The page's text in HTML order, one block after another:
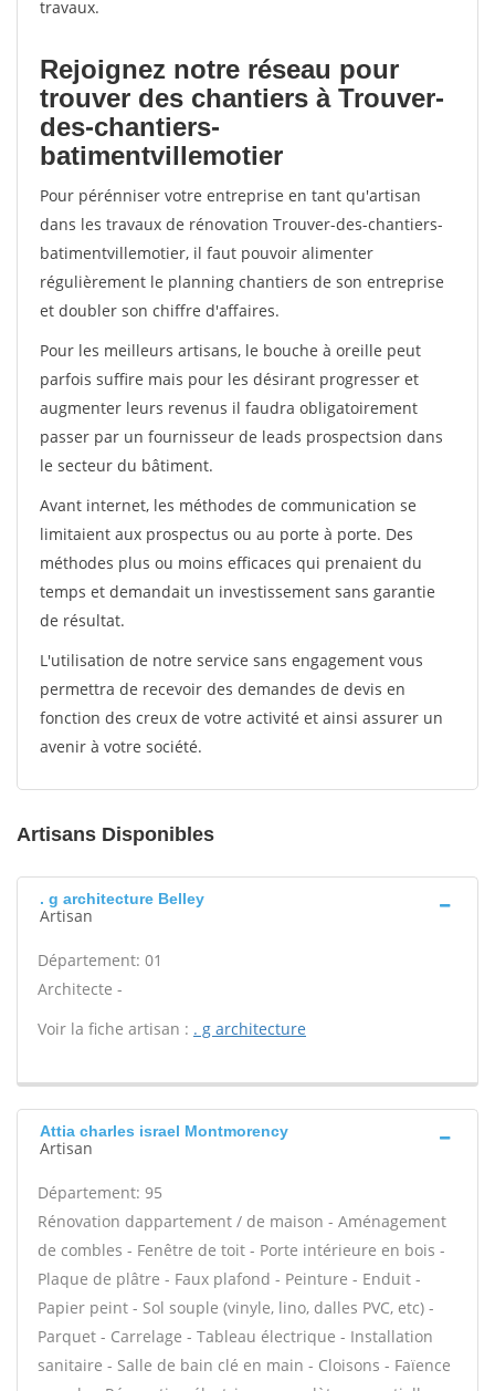
travaux.
Rejoignez notre réseau pour
trouver des chantiers à Trouver-
des-chantiers-
batimentvillemotier
Pour pérénniser votre entreprise en tant qu'artisan
dans les travaux de rénovation Trouver-des-chantiers-
batimentvillemotier, il faut pouvoir alimenter
régulièrement le planning chantiers de son entreprise
et doubler son chiffre d'affaires.
Pour les meilleurs artisans, le bouche à oreille peut
parfois suffire mais pour les désirant progresser et
augmenter leurs revenus il faudra obligatoirement
passer par un fournisseur de leads prospectsion dans
le secteur du bâtiment.
Avant internet, les méthodes de communication se
limitaient aux prospectus ou au porte à porte. Des
méthodes plus ou moins efficaces qui prenaient du
temps et demandait un investissement sans garantie
de résultat.
L'utilisation de notre service sans engagement vous
permettra de recevoir des demandes de devis en
fonction des creux de votre activité et ainsi assurer un
avenir à votre société.
Artisans Disponibles
. g architecture Belley
Artisan
Département: 01
Architecte -
Voir la fiche artisan : . g architecture
Attia charles israel Montmorency
Artisan
Département: 95
Rénovation dappartement / de maison - Aménagement
de combles - Fenêtre de toit - Porte intérieure en bois -
Plaque de plâtre - Faux plafond - Peinture - Enduit -
Papier peint - Sol souple (vinyle, lino, dalles PVC, etc) -
Parquet - Carrelage - Tableau électrique - Installation
sanitaire - Salle de bain clé en main - Cloisons - Faïence